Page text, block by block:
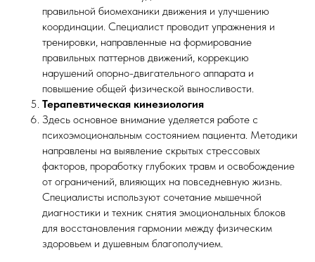
правильной биомеханики движения и улучшению
координации. Специалист проводит упражнения и
тренировки, направленные на формирование
правильных паттернов движений, коррекцию
нарушений опорно-двигательного аппарата и
повышение общей физической выносливости.
Терапевтическая кинезиология
Здесь основное внимание уделяется работе с
психоэмоциональным состоянием пациента. Методики
направлены на выявление скрытых стрессовых
факторов, проработку глубоких травм и освобождение
от ограничений, влияющих на повседневную жизнь.
Специалисты используют сочетание мышечной
диагностики и техник снятия эмоциональных блоков
для восстановления гармонии между физическим
здоровьем и душевным благополучием.